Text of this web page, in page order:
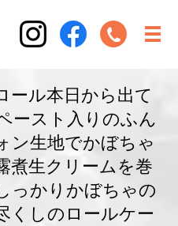
ール本日から出て
ースト入りのふん
ン生地でかぼちゃ
煮生クリームを巻
っかりかぼちゃの
くしのロールケー